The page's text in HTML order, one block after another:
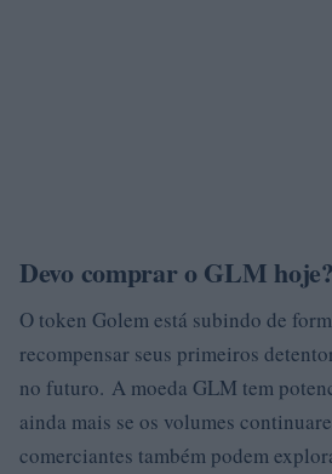
Devo comprar o GLM hoje?
O token Golem está subindo de
recompensar seus primeiros
no futuro. A moeda GLM tem
ainda mais se os volumes
comerciantes também podem